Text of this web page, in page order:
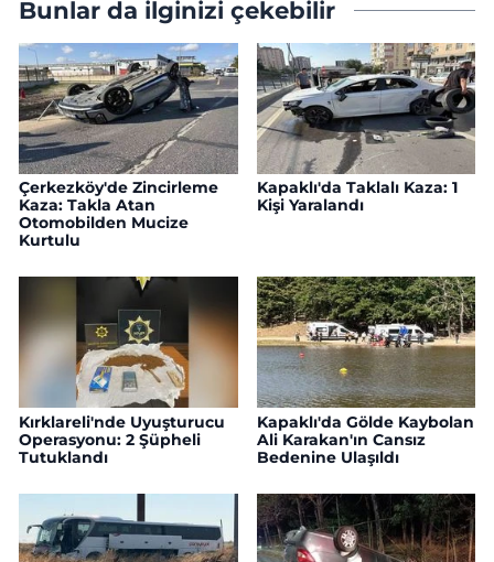
Bunlar da ilginizi çekebilir
Çerkezköy'de Zincirleme
Kaza: Takla Atan
Otomobilden Mucize
Kurtulu
Kapaklı'da Taklalı Kaza: 1
Kişi Yaralandı
Kırklareli'nde Uyuşturucu
Operasyonu: 2 Şüpheli
Tutuklandı
Kapaklı'da Gölde Kaybolan
Ali Karakan'ın Cansız
Bedenine Ulaşıldı